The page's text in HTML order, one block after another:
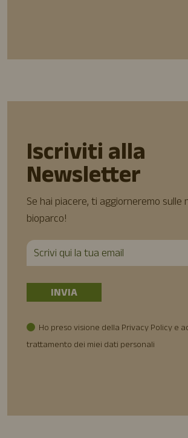
Iscriviti alla
Newsletter
Se hai piacere, ti aggiorneremo sulle
bioparco!
Ho preso visione della Privacy Policy e
trattamento dei miei dati personali